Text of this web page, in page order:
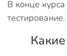
В конце
тестирование.